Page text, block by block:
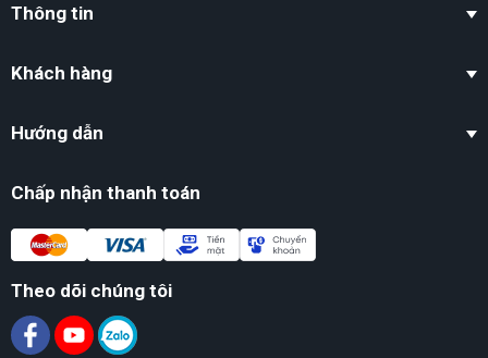
Thông tin
Khách hàng
Hướng dẫn
Chấp nhận thanh toán
Theo dõi chúng tôi